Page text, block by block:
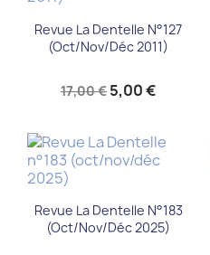
Revue La Dentelle N°127
(Oct/Nov/Déc 2011)
17,00 € 5,00 €
Revue La Dentelle N°183
(oct/nov/déc 2025)